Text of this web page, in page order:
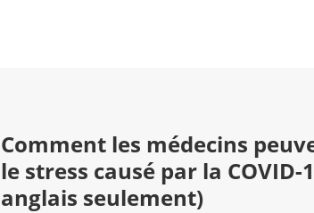
Comment les médecins
le stress causé par la COVID-
anglais seulement)